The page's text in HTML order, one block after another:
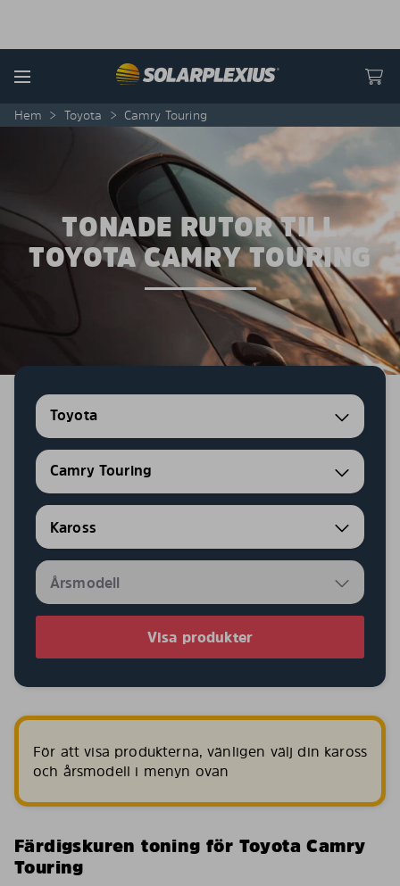
Menu
Hem > Toyota > Camry Touring
TONADE RUTOR TILL
TOYOTA CAMRY TOURING
Toyota
Camry Touring
Visa produkter
För att visa produkterna, vänligen välj din kaross
och årsmodell i menyn ovan
Färdigskuren toning för Toyota Camry
Touring